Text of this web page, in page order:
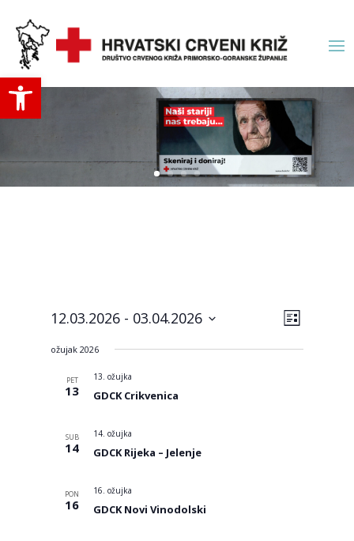
Open toolbar
List
12.03.2026 - 03.04.2026
datum.
ožujak 2026
PET
13
13. ožujka
GDCK Crikvenica
SUB
14
14. ožujka
GDCK Rijeka – Jelenje
PON
16
16. ožujka
GDCK Novi Vinodolski